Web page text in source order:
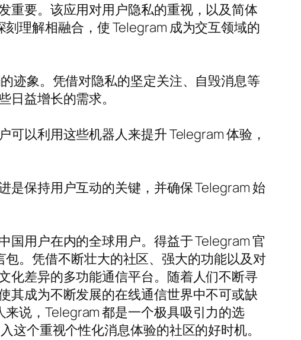
重要。该应用对用户隐私的重视，以及简体
理解相融合，使 Telegram 成为交互领域的
迹象。凭借对隐私的坚定关注、自毁消息等
益增长的需求。
以利用这些机器人来提升 Telegram 体验，
是保持用户互动的关键，并确保 Telegram 始
国用户在内的全球用户。得益于 Telegram 官
。凭借不断壮大的社区、强大的功能以及对
化差异的多功能通信平台。随着人们不断寻
其成为不断发展的在线通信世界中不可或缺
说，Telegram 都是一个极具吸引力的选
个重视个性化消息体验的社区的好时机。